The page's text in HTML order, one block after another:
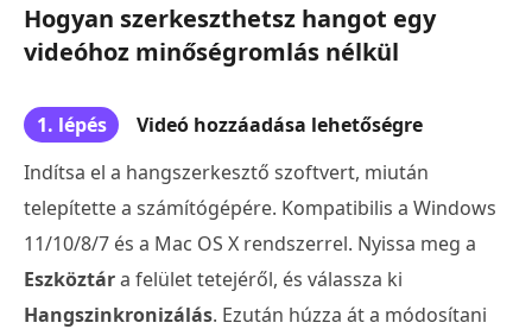
Hogyan szerkeszthetsz hangot egy
videóhoz minőségromlás nélkül
1. lépés
Videó hozzáadása lehetőségre
Indítsa el a hangszerkesztő szoftvert, miután
telepítette a számítógépére. Kompatibilis a Windows
11/10/8/7 és a Mac OS X rendszerrel. Nyissa meg a
Eszköztára felület tetejéről, és válassza ki
Hangszinkronizálás. Ezután húzza át a módosítani